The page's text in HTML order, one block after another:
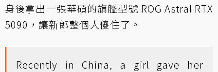
身後拿出一張華碩的旗艦型號 ROG Astral RTX
5090，讓新郎整個人傻住了。
Recently in China, a girl gave her